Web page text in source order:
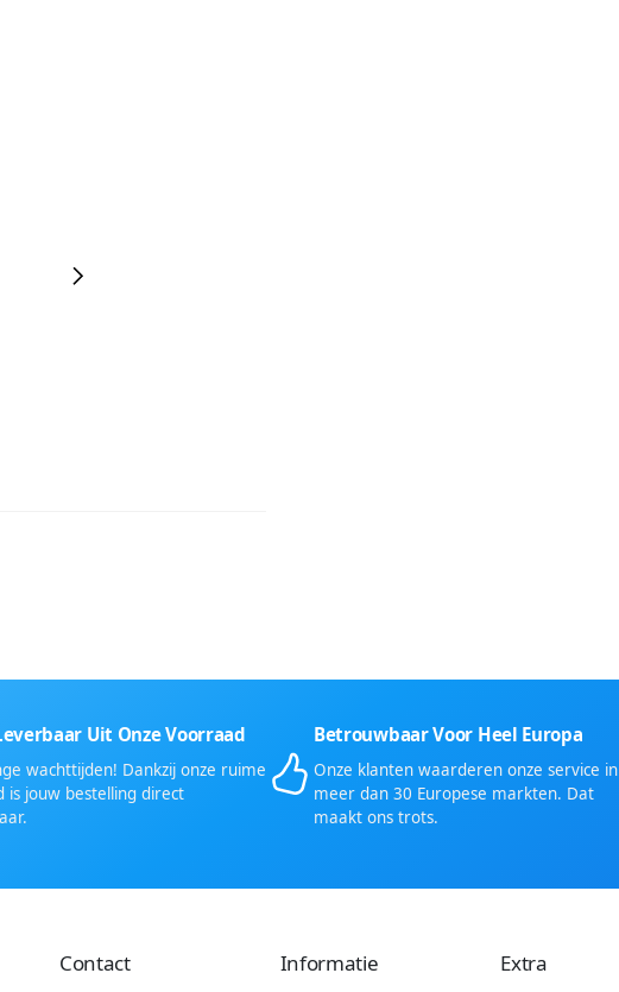
Uit Onze Voorraad
wachttijden! Dankzij onze ruime
is jouw bestelling direct
Betrouwbaar Voor Heel Europa
Onze klanten waarderen onze service in
meer dan 30 Europese markten. Dat
maakt ons trots.
Contact Informatie Extra